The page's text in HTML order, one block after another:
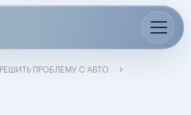
РЕШИТЬ ПРОБЛЕМУ С АВТО